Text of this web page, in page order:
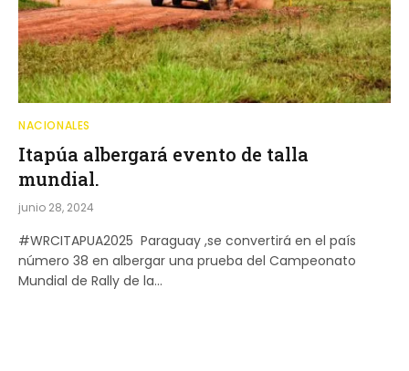
NACIONALES
Itapúa albergará evento de talla
mundial.
junio 28, 2024
#WRCITAPUA2025 Paraguay ,se convertirá en el país
número 38 en albergar una prueba del Campeonato
Mundial de Rally de la…